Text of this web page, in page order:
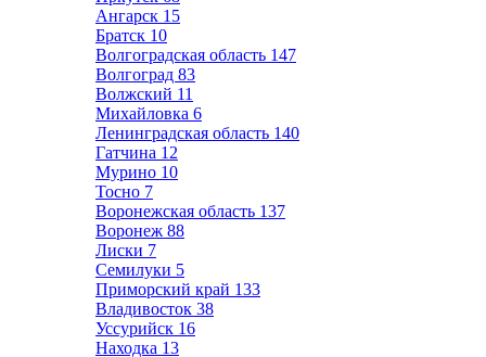
Ангарск 15
Братск 10
Волгоградская область 147
Волгоград 83
Волжский 11
Михайловка 6
Ленинградская область 140
Гатчина 12
Мурино 10
Тосно 7
Воронежская область 137
Воронеж 88
Лиски 7
Семилуки 5
Приморский край 133
Владивосток 38
Уссурийск 16
Находка 13